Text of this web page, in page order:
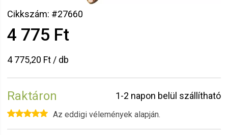
Cikkszám: #27660
4 775 Ft
4 775,20 Ft / db
Raktáron 1-2 napon belül szállítható
Az eddigi vélemények alapján.